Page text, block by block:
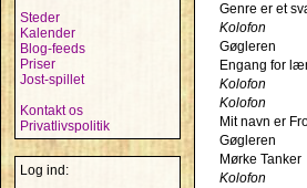
Steder
Kalender
Blog-feeds
Priser
Jost-spillet
Kontakt os
Privatlivspolitik
Log ind:
Genre er et
Kolofon
Gøgleren
Engang for
Kolofon
Kolofon
Mit navn er
Gøgleren
Mørke Tanker
Kolofon